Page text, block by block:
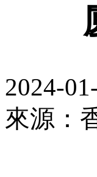
2024-
來源：